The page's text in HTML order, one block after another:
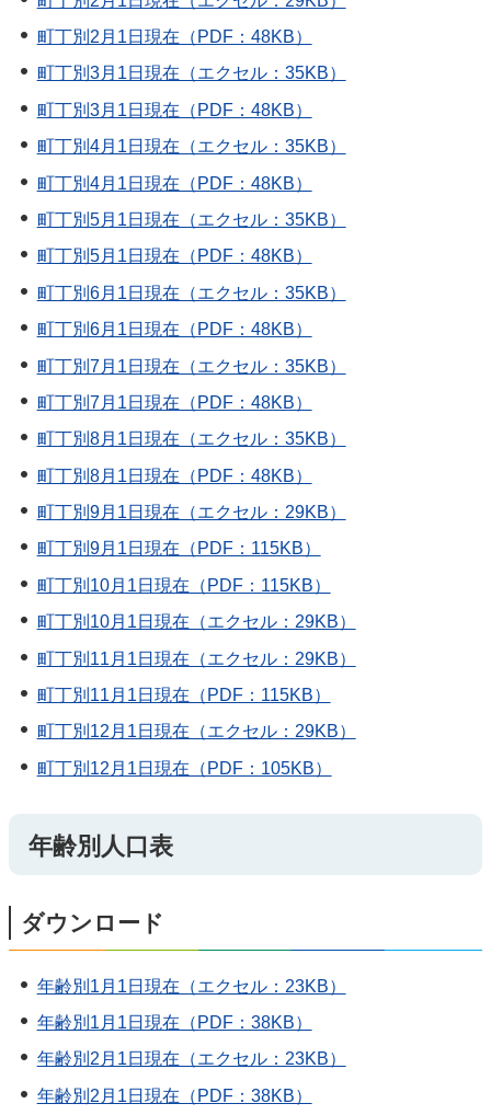
町丁別2月1日現在（PDF：48KB）
町丁別3月1日現在（エクセル：35KB）
町丁別3月1日現在（PDF：48KB）
町丁別4月1日現在（エクセル：35KB）
町丁別4月1日現在（PDF：48KB）
町丁別5月1日現在（エクセル：35KB）
町丁別5月1日現在（PDF：48KB）
町丁別6月1日現在（エクセル：35KB）
町丁別6月1日現在（PDF：48KB）
町丁別7月1日現在（エクセル：35KB）
町丁別7月1日現在（PDF：48KB）
町丁別8月1日現在（エクセル：35KB）
町丁別8月1日現在（PDF：48KB）
町丁別9月1日現在（エクセル：29KB）
町丁別9月1日現在（PDF：115KB）
町丁別10月1日現在（PDF：115KB）
町丁別10月1日現在（エクセル：29KB）
町丁別11月1日現在（エクセル：29KB）
町丁別11月1日現在（PDF：115KB）
町丁別12月1日現在（エクセル：29KB）
町丁別12月1日現在（PDF：105KB）
年齢別人口表
ダウンロード
年齢別1月1日現在（エクセル：23KB）
年齢別1月1日現在（PDF：38KB）
年齢別2月1日現在（エクセル：23KB）
年齢別2月1日現在（PDF：38KB）